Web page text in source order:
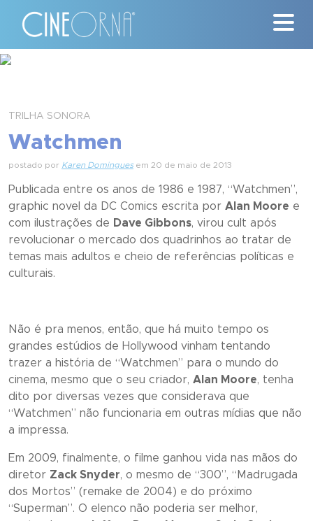
#ClássicosCineOrna
Contato
TRILHA SONORA
Watchmen
postado por Karen Dominguesem 20 de maio de 2013
Publicada entre os anos de 1986 e 1987, “Watchmen”,
graphic novel da DC Comics escrita por Alan Moore e
com ilustrações de Dave Gibbons, virou cult após
revolucionar o mercado dos quadrinhos ao tratar de
temas mais adultos e cheio de referências políticas e
culturais.
Não é pra menos, então, que há muito tempo os
grandes estúdios de Hollywood vinham tentando
trazer a história de “Watchmen” para o mundo do
cinema, mesmo que o seu criador, Alan Moore, tenha
dito por diversas vezes que considerava que
“Watchmen” não funcionaria em outras mídias que não
a impressa.
Em 2009, finalmente, o filme ganhou vida nas mãos do
diretor Zack Snyder, o mesmo de “300”, “Madrugada
dos Mortos” (remake de 2004) e do próximo
“Superman”. O elenco não poderia ser melhor,